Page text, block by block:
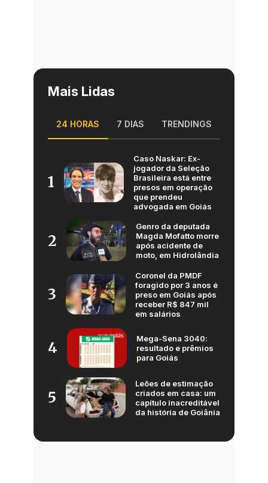
Mais Lidas
24 HORAS 7 DIAS TRENDINGS
1
Caso Naskar: Ex-
jogador da Seleção
Brasileira está entre
presos em operação
que prendeu
advogada em Goiás
2
Genro da deputada
Magda Mofatto morre
após acidente de
moto, em Hidrolândia
3
Coronel da PMDF
foragido por 3 anos é
preso em Goiás após
receber R$ 847 mil
em salários
4
Mega-Sena 3040:
resultado e prêmios
para Goiás
5
Leões de estimação
criados em casa: um
capítulo inacreditável
da história de Goiânia